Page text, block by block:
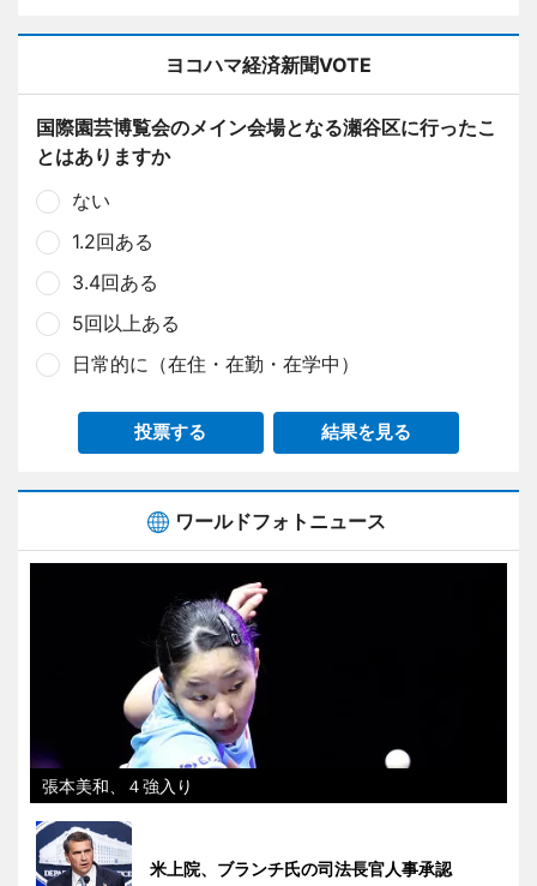
ヨコハマ経済新聞VOTE
国際園芸博覧会のメイン会場となる瀬谷区に行ったこ
とはありますか
ない
1.2回ある
3.4回ある
5回以上ある
日常的に（在住・在勤・在学中）
投票する 結果を見る
ワールドフォトニュース
張本美和、４強入り
米上院、ブランチ氏の司法長官人事承認